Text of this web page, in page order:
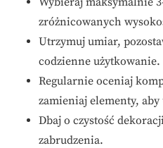
zróżnicowanych
Utrzymuj umiar,
codzienne użytkowanie.
Regularnie oceniaj
zamieniaj elementy,
Dbaj o czystość
zabrudzenia.